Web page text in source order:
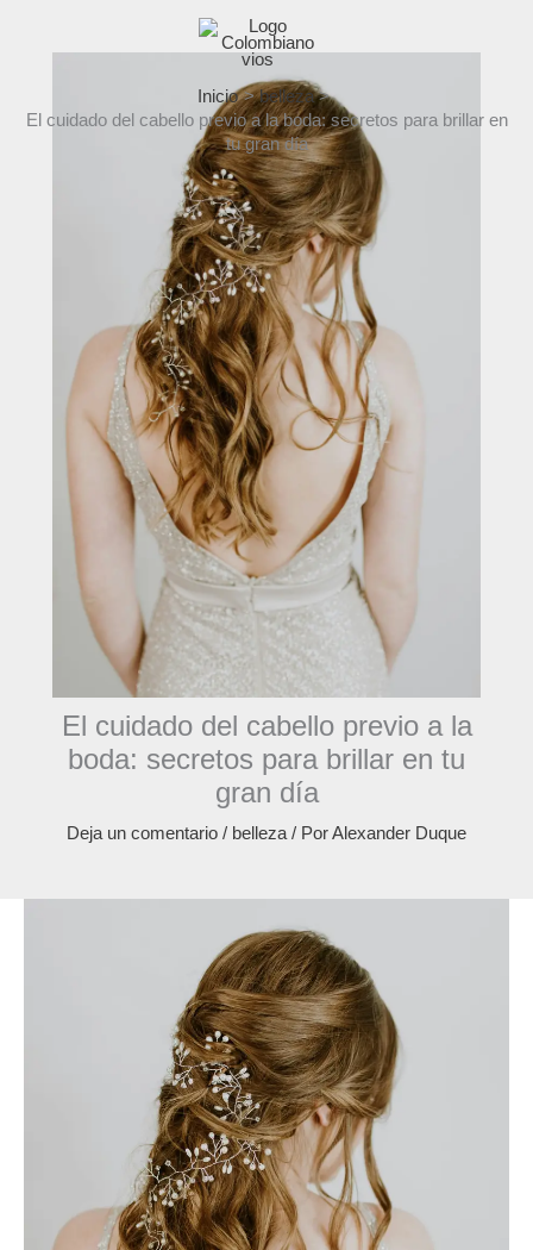
Inicio
belleza
El cuidado del cabello previo a la boda: secretos para brillar en
tu gran día
El cuidado del cabello previo a la
boda: secretos para brillar en tu
gran día
Deja un comentario / belleza / PorAlexander Duque